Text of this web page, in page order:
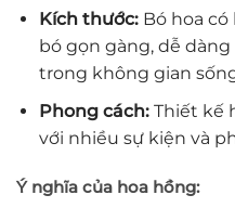
Kích thước:Bó hoa có
bó gọn gàng, dễ
trong không gian
Phong cách:Thiết kế
với nhiều sự kiện và
Ý nghĩa của hoa hồng: